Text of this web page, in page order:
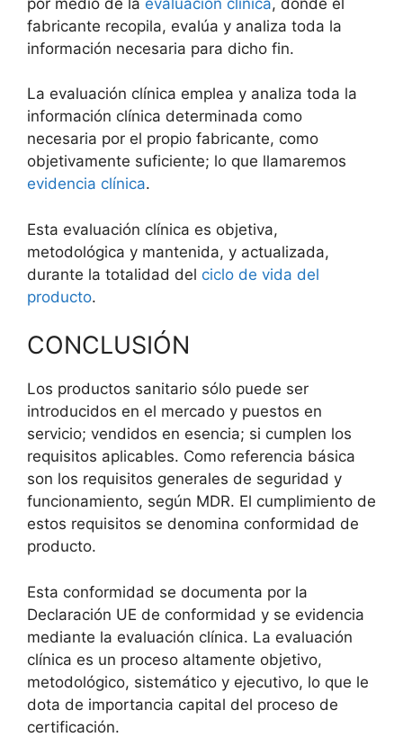
fabricante recopila, evalúa y analiza toda la
información necesaria para dicho fin.
La evaluación clínica emplea y analiza toda la
información clínica determinada como
necesaria por el propio fabricante, como
objetivamente suficiente; lo que llamaremos
evidencia clínica.
Esta evaluación clínica es objetiva,
metodológica y mantenida, y actualizada,
durante la totalidad del ciclo de vida del
producto.
CONCLUSIÓN
Los productos sanitario sólo puede ser
introducidos en el mercado y puestos en
servicio; vendidos en esencia; si cumplen los
requisitos aplicables. Como referencia básica
son los requisitos generales de seguridad y
funcionamiento, según MDR. El cumplimiento de
estos requisitos se denomina conformidad de
producto.
Esta conformidad se documenta por la
Declaración UE de conformidad y se evidencia
mediante la evaluación clínica. La evaluación
clínica es un proceso altamente objetivo,
metodológico, sistemático y ejecutivo, lo que le
dota de importancia capital del proceso de
certificación.